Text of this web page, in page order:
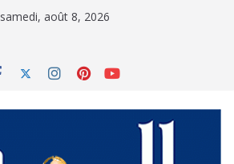
samedi, août 8, 2026